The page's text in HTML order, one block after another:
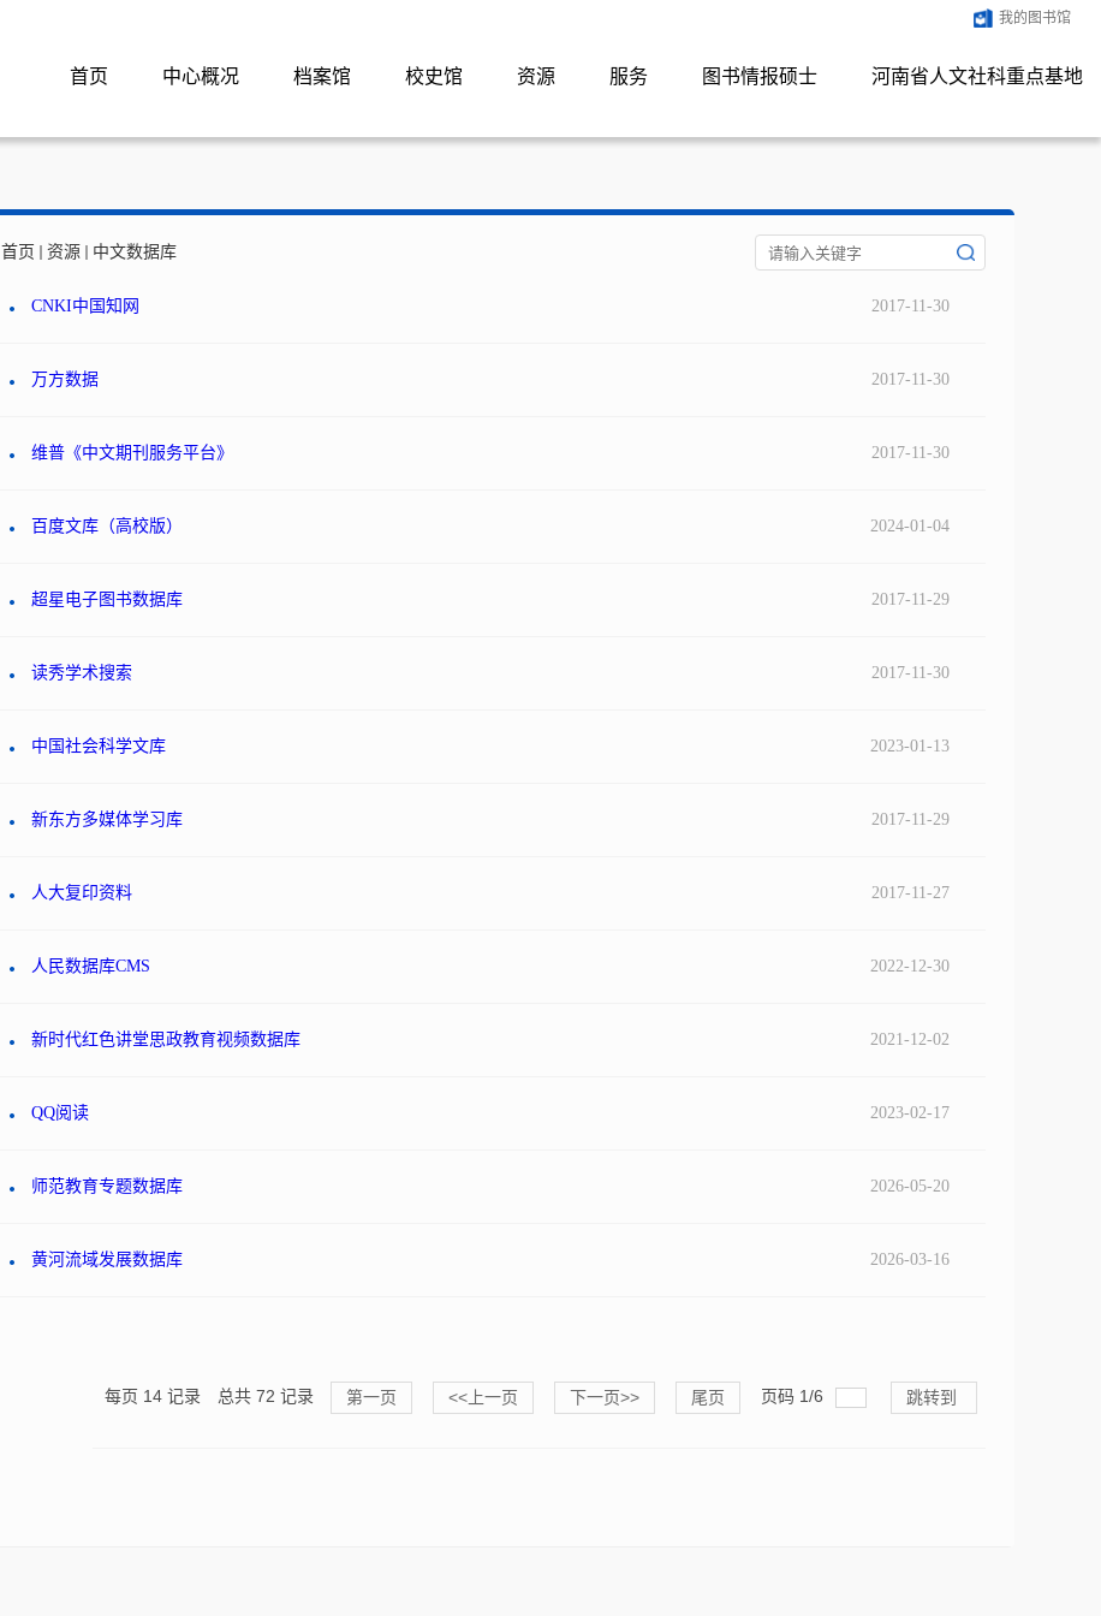
我的图书馆
首页 中心概况 档案馆 校史馆 资源 服务 图书情报硕士 河南省人文社科重点基地
首页 资源 中文数据库
CNKI中国知网 2017-11-30
万方数据 2017-11-30
维普《中文期刊服务平台》 2017-11-30
百度文库（高校版） 2024-01-04
超星电子图书数据库 2017-11-29
读秀学术搜索 2017-11-30
中国社会科学文库 2023-01-13
新东方多媒体学习库 2017-11-29
人大复印资料 2017-11-27
人民数据库CMS 2022-12-30
新时代红色讲堂思政教育视频数据库 2021-12-02
QQ阅读 2023-02-17
师范教育专题数据库 2026-05-20
黄河流域发展数据库 2026-03-16
每页 14 记录 总共 72 记录 第一页 <<上一页 下一页>> 尾页 页码 1/6 跳转到